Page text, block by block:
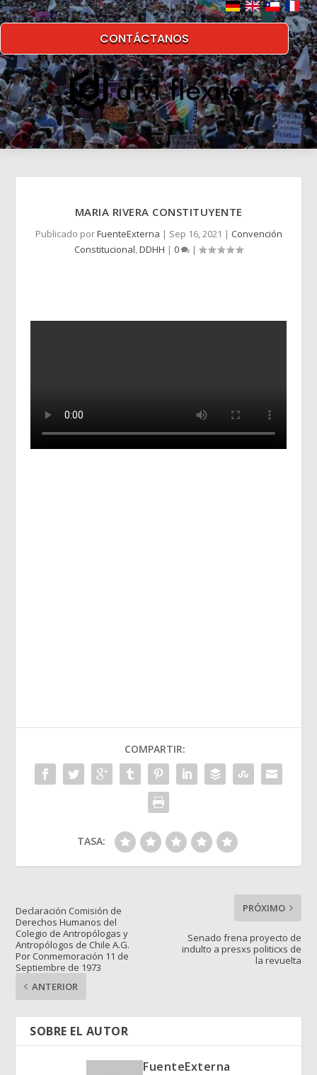
CONTÁCTANOS
MARIA RIVERA CONSTITUYENTE
Publicado porFuenteExterna | Sep 16, 2021 | Convención
Constitucional,DDHH | 0 |
COMPARTIR:
TASA:
Declaración Comisión de
Derechos Humanos del
Colegio de Antropólogas y
Antropólogos de Chile A.G.
Por Conmemoración 11 de
Septiembre de 1973
ANTERIOR
PRÓXIMO
Senado frena proyecto de
indulto a presxs politicxs de
la revuelta
SOBRE EL AUTOR
FuenteExterna